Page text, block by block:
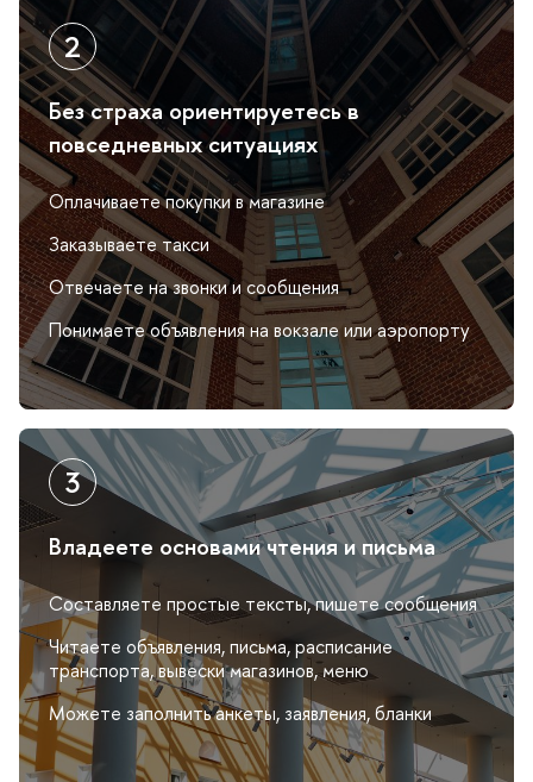
Без страха ориентируетесь
повседневных ситуациях
Оплачиваете покупки в магазине
Заказываете такси
Отвечаете на звонки и сообщения
Понимаете объявления на вокзале или аэропорту
ладеете основами чтения и письма
Составляете простые тексты, пишете сообщения
Читаете объявления, письма, расписание
транспорта, вывески магазинов, меню
Можете заполнить анкеты, заявления, бланки